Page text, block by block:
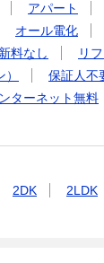
アパート
オール電化
料なし
リ
保証人不
ターネット無料
2DK 2LDK